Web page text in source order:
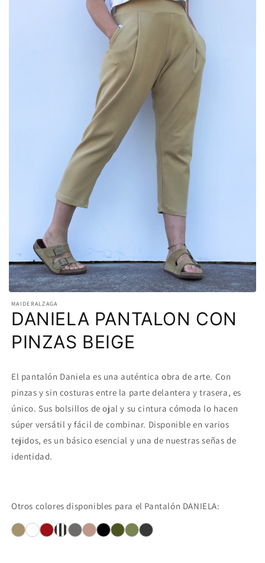
MAIDERALZAGA
DANIELA PANTALON CON
PINZAS BEIGE
El pantalón Daniela es una auténtica obra de arte. Con
pinzas y sin costuras entre la parte delantera y trasera, es
único. Sus bolsillos de ojal y su cintura cómoda lo hacen
súper versátil y fácil de combinar. Disponible en varios
tejidos, es un básico esencial y una de nuestras señas de
identidad.
Otros colores disponibles para el Pantalón DANIELA: